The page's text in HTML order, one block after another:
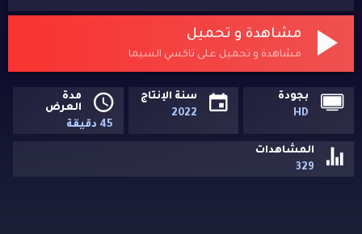
مشاهدة و تحميل
مشاهدة و تحميل على تاكسي السيما
بجودة
HD
سنة الإنتاج
2022
مدة
العرض
45 دقيقة
المشاهدات
329